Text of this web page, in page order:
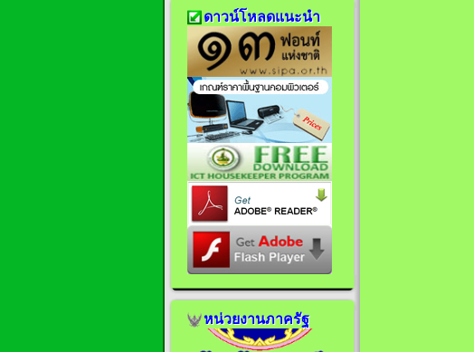
ดาวน์โหลดแนะนำ
หน่วยงานภาครัฐ